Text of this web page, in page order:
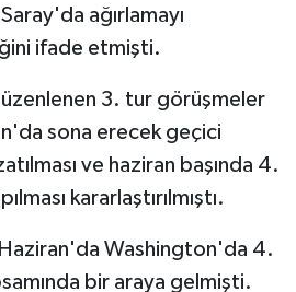
ağırlamayı
ifade etmişti.
3. tur görüşmeler
sona erecek geçici
ve haziran başında 4.
kararlaştırılmıştı.
Washington'da 4.
bir araya gelmişti.